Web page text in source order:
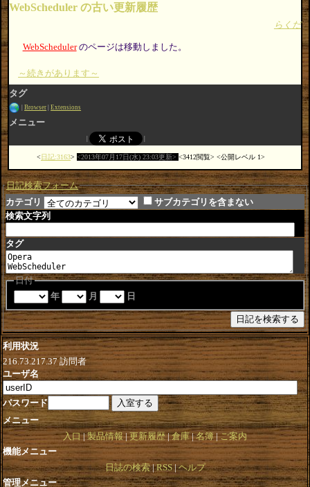
WebScheduler の古い更新履歴
らくだ
WebSchedulerのページは移動しました。
～続きがあります～
タグ
Browser Extensions
メニュー
日記:3163 2013年07月17日(水) 23:03更新 3412閲覧 公開レベル 1
日記検索フォーム
カテゴリ
サブカテゴリを含まない
検索文字列
タグ
日付
年
月 日
利用状況
216.73.217.37訪問者
ユーザ名
パスワード
メニュー
入口 製品情報 更新履歴 倉庫 名簿 ご案内
機能メニュー
日誌の検索 RSS ヘルプ
管理メニュー